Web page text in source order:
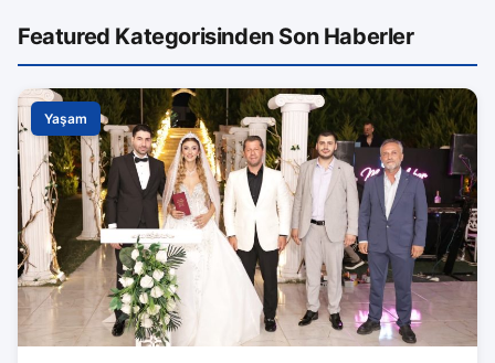
Featured Kategorisinden Son Haberler
Yaşam